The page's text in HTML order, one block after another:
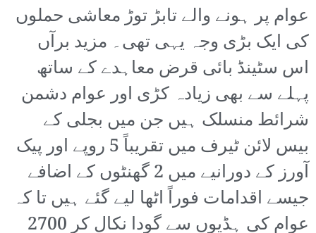
عوام پر ہونے والے تابڑ توڑ معاشی حملوں
کی ایک بڑی وجہ یہی تھی۔ مزید برآں
اس سٹینڈ بائی قرض معاہدے کے ساتھ
پہلے سے بھی زیادہ کڑی اور عوام دشمن
شرائط منسلک ہیں جن میں بجلی کے
بیس لائن ٹیرف میں تقریباً 5 روپے اور پیک
آورز کے دورانیے میں 2 گھنٹوں کے اضافے
جیسے اقدامات فوراً اٹھا لیے گئے ہیں تا کہ
عوام کی ہڈیوں سے گودا نکال کر 2700